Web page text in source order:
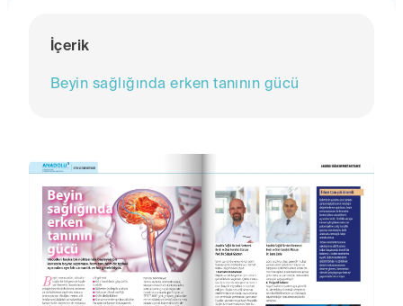
İçerik
Beyin sağlığında erken tanının gücü